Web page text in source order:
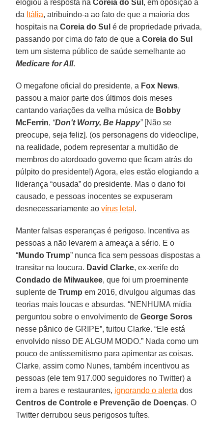
elogiou a resposta naCoreia do Sul , em oposição à
da Itália, atribuindo-a ao fato de que a maioria dos
hospitais naCoreia do Sul é de propriedade privada,
passando por cima do fato de que aCoreia do Sul
tem um sistema público de saúde semelhante ao
Medicare for All.
O megafone oficial do presidente, a Fox News,
passou a maior parte dos últimos dois meses
cantando variações da velha música de Bobby
McFerrin, “Don't Worry, Be Happy” [Não se
preocupe, seja feliz]. (os personagens do videoclipe,
na realidade, podem representar a multidão de
membros do atordoado governo que ficam atrás do
púlpito do presidente!) Agora, eles estão elogiando a
liderança “ousada” do presidente. Mas o dano foi
causado, e pessoas inocentes se expuseram
desnecessariamente aovírus letal .
Manter falsas esperanças é perigoso. Incentiva as
pessoas a não levarem a ameaça a sério. E o
“Mundo Trump” nunca fica sem pessoas dispostas a
transitar na loucura. David Clarke, ex-xerife do
Condado de Milwaukee, que foi um proeminente
suplente deTrump em 2016, divulgou algumas das
teorias mais loucas e absurdas. “NENHUMA mídia
perguntou sobre o envolvimento deGeorge Soros
nesse pânico de GRIPE”, tuitou Clarke. “Ele está
envolvido nisso DE ALGUM MODO.” Nada como um
pouco de antissemitismo para apimentar as coisas.
Clarke, assim como Nunes, também incentivou as
pessoas (ele tem 917.000 seguidores no Twitter) a
irem a bares e restaurantes, ignorando o alerta dos
Centros de Controle e Prevenção de Doenças. O
Twitter derrubou seus perigosos tuítes.